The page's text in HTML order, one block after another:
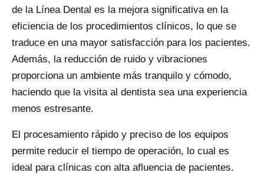
de la Línea Dental es la mejora significativa en la
eficiencia de los procedimientos clínicos, lo que se
traduce en una mayor satisfacción para los pacientes.
Además, la reducción de ruido y vibraciones
proporciona un ambiente más tranquilo y cómodo,
haciendo que la visita al dentista sea una experiencia
menos estresante.
El procesamiento rápido y preciso de los equipos
permite reducir el tiempo de operación, lo cual es
ideal para clínicas con alta afluencia de pacientes.